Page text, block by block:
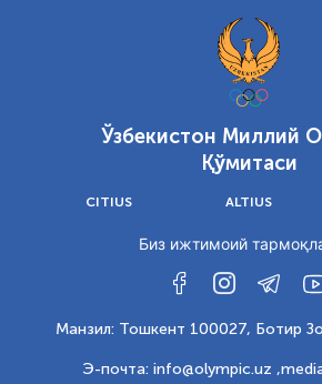
Ўзбекистон Миллий
Қўмитаси
CITIUS ALTIUS
Биз ижтимоий
Манзил: Тошкент 100027, Ботир
Э-почта: info@olympic.uz ,